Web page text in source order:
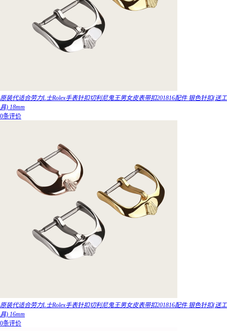
原装代适合劳力L士Rolex手表针扣切利尼鬼王男女皮表带扣201816配件 银色针扣(送工
具) 18mm
0条评价
原装代适合劳力L士Rolex手表针扣切利尼鬼王男女皮表带扣201816配件 银色针扣(送工
具) 16mm
0条评价